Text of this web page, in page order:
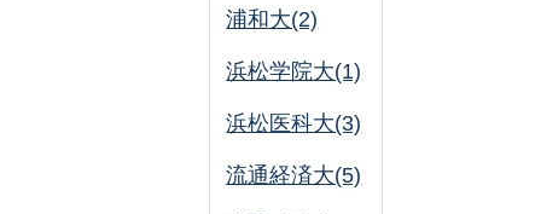
浦和大(2)
浜松学院大(1)
浜松医科大(3)
流通経済大(5)